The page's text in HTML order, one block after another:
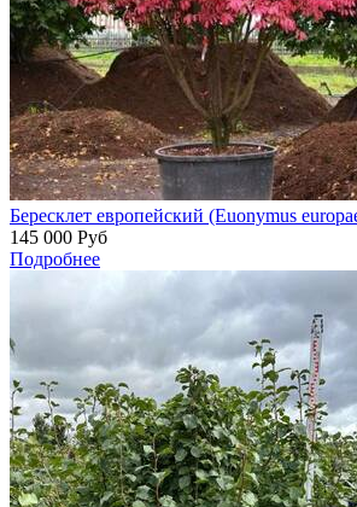
Бересклет европейский (Euonymus
145 000 Руб
Подробнее